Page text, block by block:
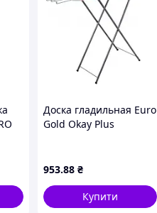
Доска гладильная Euro
Gold Okay Plus
953.88 ₴
Купити